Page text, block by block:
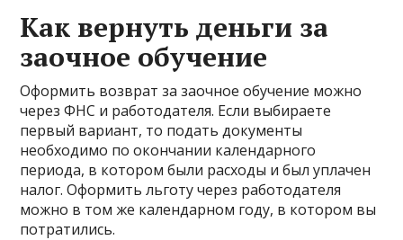
Как вернуть деньги за
заочное обучение
Оформить возврат за заочное обучение можно
через ФНС и работодателя. Если выбираете
первый вариант, то подать документы
необходимо по окончании календарного
периода, в котором были расходы и был уплачен
налог. Оформить льготу через работодателя
можно в том же календарном году, в котором вы
потратились.